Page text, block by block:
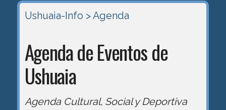
Ushuaia-Info > Agenda
Agenda de Eventos de
Ushuaia
Agenda Cultural, Social y Deportiva